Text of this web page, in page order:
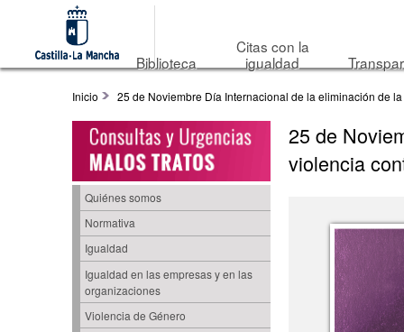
Biblioteca
Citas con la
igualdad
Inicio 25 de Noviembre Día Internacional de la eliminación de
Quiénes somos
Normativa
Igualdad
Igualdad en las empresas y en las
organizaciones
Violencia de Género
25 de
violencia